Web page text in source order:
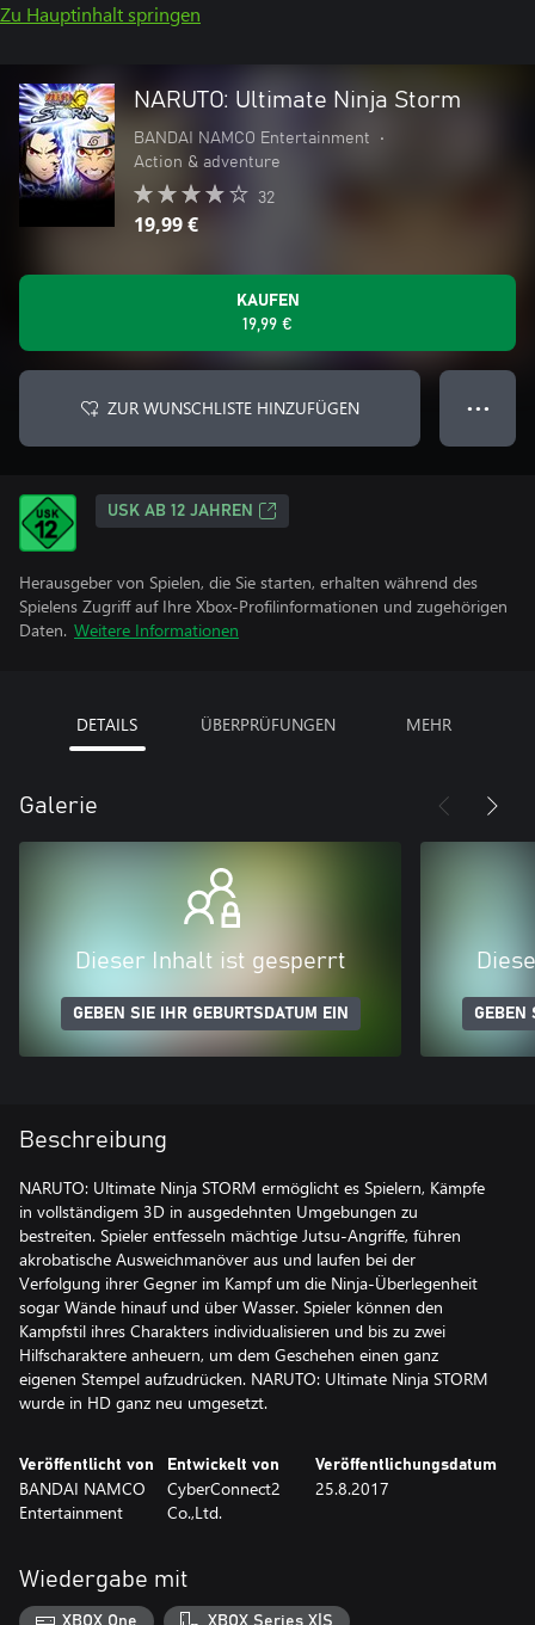
Zu Hauptinhalt springen
NARUTO: Ultimate Ninja Storm
BANDAI NAMCO Entertainment
•
Action & adventure
32
19,99 €
KAUFEN
19,99 €
ZUR WUNSCHLISTE HINZUFÜGEN ● ● ●
USK AB 12 JAHREN
Herausgeber von Spielen, die Sie starten, erhalten während des
Spielens Zugriff auf Ihre Xbox-Profilinformationen und zugehörigen
Daten. Weitere Informationen
DETAILS ÜBERPRÜFUNGEN MEHR
Galerie
Dieser Inhalt ist gesperrt
GEBEN SIE IHR GEBURTSDATUM EIN GEBEN
Beschreibung
NARUTO: Ultimate Ninja STORM ermöglicht es Spielern, Kämpfe
in vollständigem 3D in ausgedehnten Umgebungen zu
bestreiten. Spieler entfesseln mächtige Jutsu-Angriffe, führen
akrobatische Ausweichmanöver aus und laufen bei der
Verfolgung ihrer Gegner im Kampf um die Ninja-Überlegenheit
sogar Wände hinauf und über Wasser. Spieler können den
Kampfstil ihres Charakters individualisieren und bis zu zwei
Hilfscharaktere anheuern, um dem Geschehen einen ganz
eigenen Stempel aufzudrücken. NARUTO: Ultimate Ninja STORM
wurde in HD ganz neu umgesetzt.
Veröffentlicht von
BANDAI NAMCO
Entertainment
Entwickelt von
CyberConnect2
Co.,Ltd.
Veröffentlichungsdatum
25.8.2017
Wiedergabe mit
XBOX One XBOX Series X|S